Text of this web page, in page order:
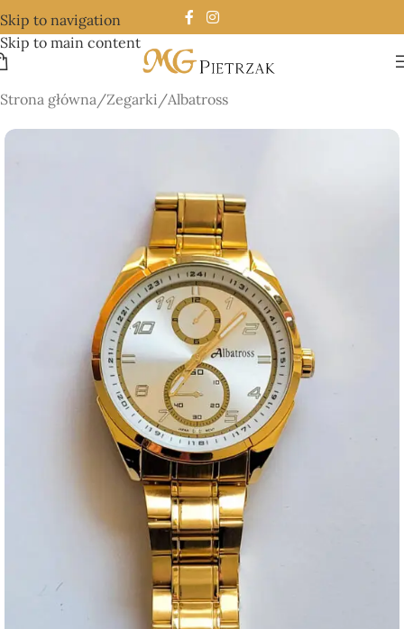
Skip to navigation
Skip to main content
Strona główna/Zegarki /Albatross